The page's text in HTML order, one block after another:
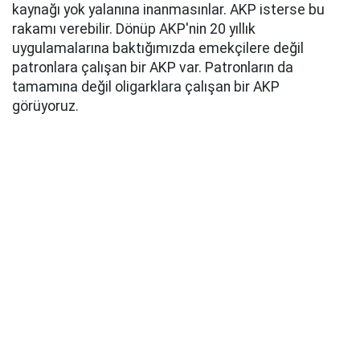
kaynağı yok yalanına inanmasınlar. AKP isterse bu
rakamı verebilir. Dönüp AKP'nin 20 yıllık
uygulamalarına baktığımızda emekçilere değil
patronlara çalışan bir AKP var. Patronların da
tamamına değil oligarklara çalışan bir AKP
görüyoruz.